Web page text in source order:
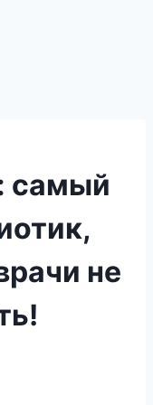
самый
не